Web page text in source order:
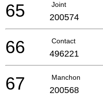
Joint
65 200574
Contact
66 496221
Manchon
67 200568